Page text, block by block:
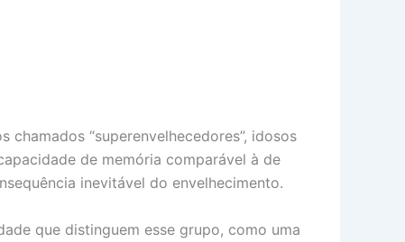
“superenvelhecedores”, idosos
de memória comparável à de
inevitável do envelhecimento.
que distinguem esse grupo, como uma